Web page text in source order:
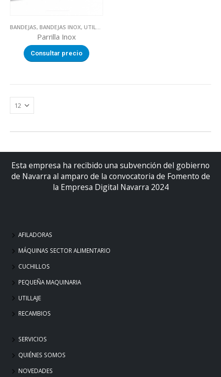
BANDEJAS, BANDEJAS INOX, UTILLAJE
Parrilla Inox
Consultar precio
Esta empresa ha recibido una subvención del gobierno
de Navarra al amparo de la convocatoria de Fomento de
la Empresa Digital Navarra 2024
AFILADORAS
MÁQUINAS SECTOR ALIMENTARIO
CUCHILLOS
PEQUEÑA MAQUINARIA
UTILLAJE
RECAMBIOS
SERVICIOS
QUIÉNES SOMOS
NOVEDADES